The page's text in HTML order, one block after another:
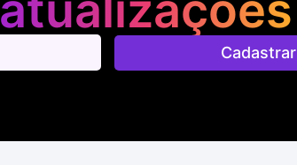
Cadastrar